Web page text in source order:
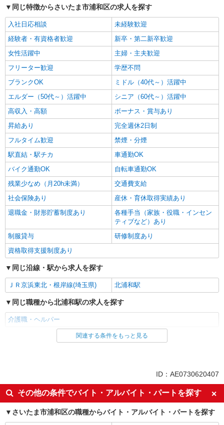
同じ特徴からさいたま市浦和区の求人を探す
入社日応相談
未経験歓迎
経験者・有資格者歓迎
新卒・第二新卒歓迎
女性活躍中
主婦・主夫歓迎
フリーター歓迎
学歴不問
ブランクOK
ミドル（40代～）活躍中
エルダー（50代～）活躍中
シニア（60代～）活躍中
高収入・高額
ボーナス・賞与あり
昇給あり
完全週休2日制
フルタイム歓迎
禁煙・分煙
駅直結・駅チカ
車通勤OK
バイク通勤OK
自転車通勤OK
残業少なめ（月20h未満）
交通費支給
社会保険あり
産休・育休取得実績あり
退職金・財形貯蓄制度あり
各種手当（家族・役職・インセン
ティブなど）あり
制服貸与
研修制度あり
資格取得支援制度あり
同じ沿線・駅から求人を探す
ＪＲ京浜東北・根岸線(埼玉県) 北浦和駅
同じ職種から北浦和駅の求人を探す
介護職・ヘルパー
同じ雇用形態から北浦和駅の求人を探す
入社日応相談
未経験歓迎
経験者・有資格者歓迎
新卒・第二新卒歓迎
女性活躍中
主婦・主夫歓迎
関連する条件をもっと見る
ID：AE0730620407
その他の条件でバイト・アルバイト・パートを探す
さいたま市浦和区の職種からバイト・アルバイト・パートを探す